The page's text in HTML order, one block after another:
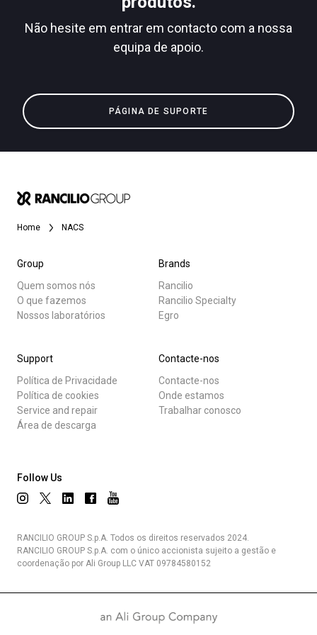
Não hesite em entrar em contacto com a nossa
equipa de apoio.
PÁGINA DE SUPORTE
Home NACS
Group
Quem somos nós
O que fazemos
Nossos laboratórios
Brands
Rancilio
Rancilio Specialty
Egro
Support
Política de Privacidade
Política de cookies
Service and repair
Área de descarga
Contacte-nos
Contacte-nos
Onde estamos
Trabalhar conosco
Follow Us
RANCILIO GROUP S.p.A. Todos os direitos reservados 2024.
RANCILIO GROUP S.p.A. com o único accionista sujeito a gestão e
coordenação por Ali Group LLC VAT 09784580152
Produtos
Descarregar